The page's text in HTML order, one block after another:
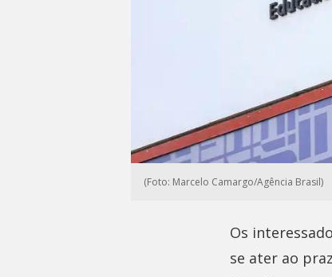
(Foto: Marcelo Camargo/Agência Brasil)
Os
se ater ao